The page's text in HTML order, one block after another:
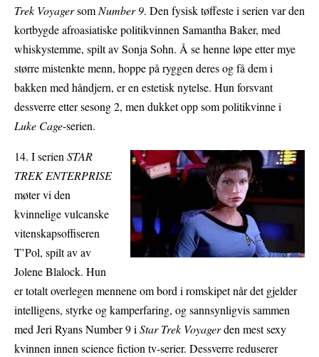
Trek Voyagersom Number 9. Den fysisk tøffeste i serien var den
kortbygde afroasiatiske politikvinnen Samantha Baker, med
whiskystemme, spilt av Sonja Sohn. Å se henne løpe etter mye
større mistenkte menn, hoppe på ryggen deres og få dem i
bakken med håndjern, er en estetisk nytelse. Hun forsvant
dessverre etter sesong 2, men dukket opp som politikvinne i
Luke Cage-serien.
14. I serien STAR
TREK ENTERPRISE
møter vi den
kvinnelige vulcanske
vitenskapsoffiseren
T’Pol, spilt av av
Jolene Blalock. Hun
er totalt overlegen mennene om bord i romskipet når det gjelder
intelligens, styrke og kamperfaring, og sannsynligvis sammen
med Jeri Ryans Number 9 i Star Trek Voyagerden mest sexy
kvinnen innen science fiction tv-serier. Dessverre reduserer